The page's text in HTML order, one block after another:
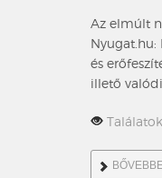
Az elmúlt
és
illető